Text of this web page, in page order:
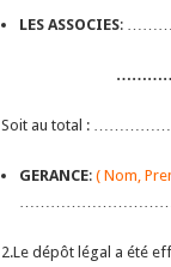
LES ASSOCIES:
Soit au total :
GERANCE: ( Nom,
2.Le dépôt légal a